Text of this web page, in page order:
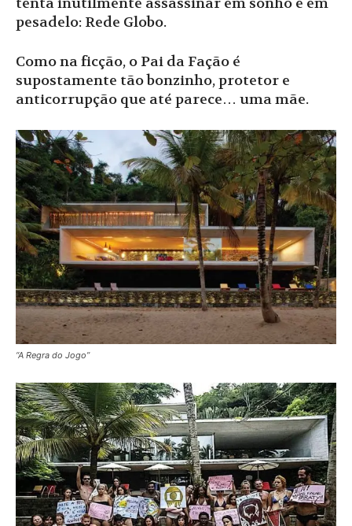
pesadelo: Rede Globo.
Como na ficção, o Pai da Fação é
supostamente tão bonzinho, protetor e
anticorrupção que até parece… uma mãe.
“A Regra do Jogo”